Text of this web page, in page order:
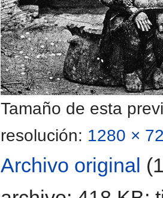
Tamaño de esta
resolución: 1280 ×
Archivo original